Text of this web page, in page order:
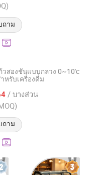
ถาม
าจาก 2023
วสองชั้นแบบกลวง 0~10'c
หรับเครื่องดื่ม
/ บางส่วน
ถาม
าก 2025